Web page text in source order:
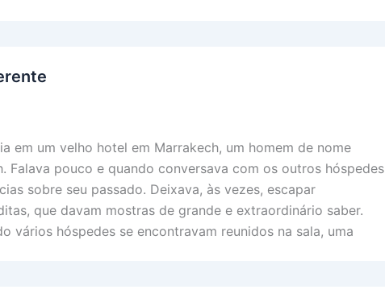
em um velho hotel em Marrakech, um homem de nome
Falava pouco e quando conversava com os outros hóspedes
sobre seu passado. Deixava, às vezes, escapar
que davam mostras de grande e extraordinário saber.
vários hóspedes se encontravam reunidos na sala, uma